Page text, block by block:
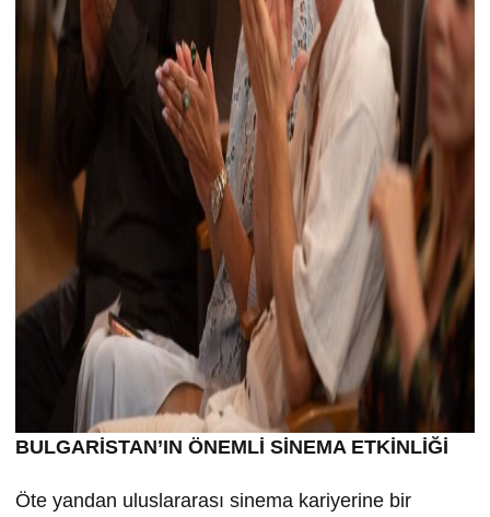
BULGARİSTAN’IN ÖNEMLİ SİNEMA ETKİNLİĞİ
Öte yandan uluslararası sinema kariyerine bir